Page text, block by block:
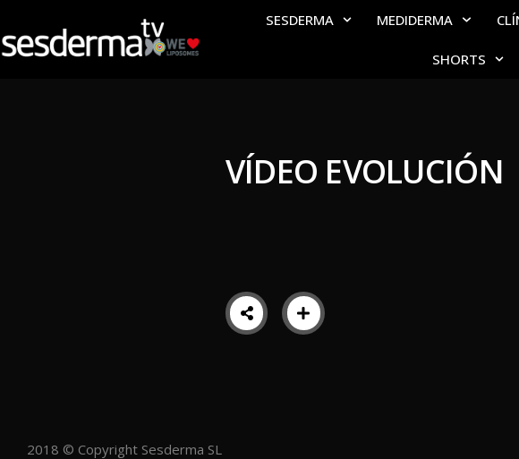
SESDERMA MEDIDERMA
SHORTS
VÍDEO EVOLUCIÓN
2018 © Copyright Sesderma SL